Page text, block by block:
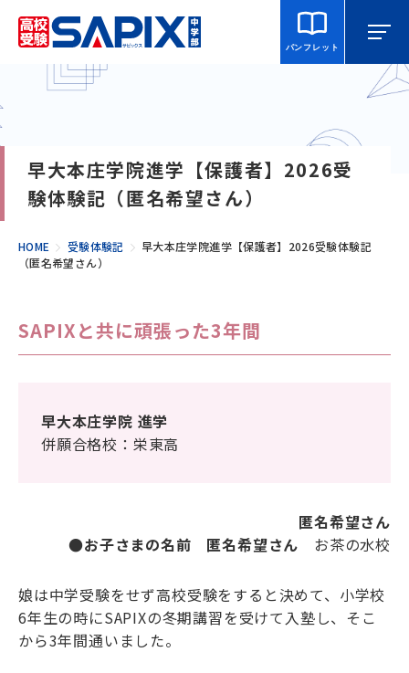
パンフレット
SAPIX中学部とは
入室をご検討の方へ
説明会・講習・模試
海外生・帰国生
企業情報
早大本庄学院進学【保護者】2026受
験体験記（匿名希望さん）
HOME 受験体験記
早大本庄学院進学【保護者】2026受験体験記
（匿名希望さん）
SAPIXと共に頑張った3年間
早大本庄学院 進学
併願合格校：栄東高
匿名希望さん
●お子さまの名前 匿名希望さん お茶の水校
娘は中学受験をせず高校受験をすると決めて、小学校
6年生の時にSAPIXの冬期講習を受けて入塾し、そこ
から3年間通いました。